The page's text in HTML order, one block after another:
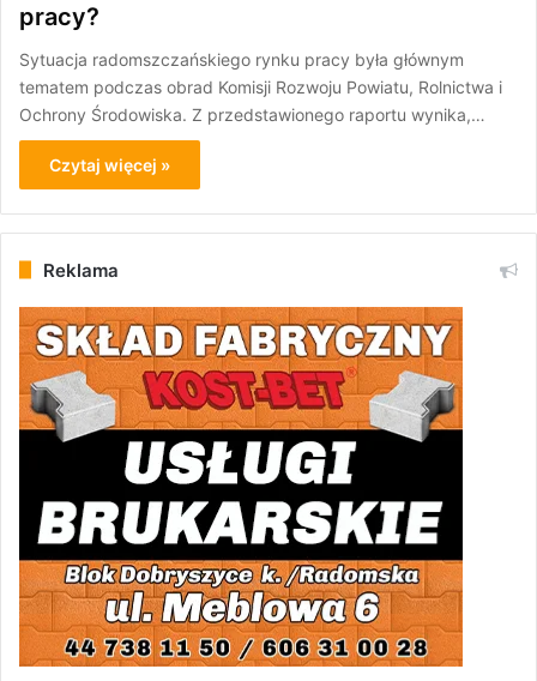
pracy?
Sytuacja radomszczańskiego rynku pracy była głównym
tematem podczas obrad Komisji Rozwoju Powiatu, Rolnictwa i
Ochrony Środowiska. Z przedstawionego raportu wynika,…
Czytaj więcej »
Reklama